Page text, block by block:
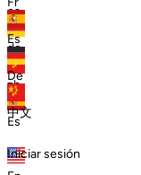
es
de
zh
Es
Es
De
中文
Iniciar sesión